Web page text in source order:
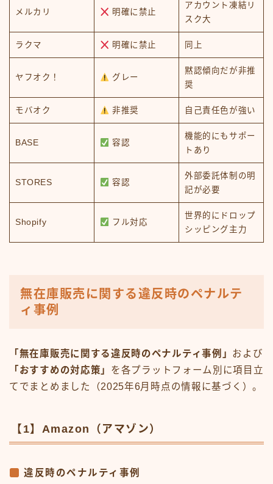
メルカリ 明確に禁止
アカウント凍結リ
スク大
ラクマ 明確に禁止 同上
ヤフオク！ グレー
黙認傾向だが非推
奨
モバオク 非推奨 自己責任色が強い
BASE 容認
機能的にもサポー
トあり
STORES 容認
外部委託体制の明
記が必要
Shopify フル対応
世界的にドロップ
シッピング主力
無在庫販売に関する違反時のペナルテ
ィ事例
「無在庫販売に関する違反時のペナルティ事例」 および
「おすすめの対応策」 を各プラットフォーム別に項目立
てでまとめました（2025年6月時点の情報に基づく）。
【1】Amazon（アマゾン）
違反時のペナルティ事例